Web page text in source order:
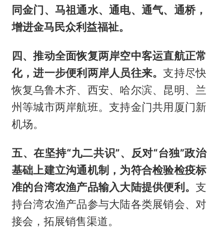
同金门、马祖通水、通电、通气、通桥，
增进金马民众利益福祉。
四、推动全面恢复两岸空中客运直航正常
化，进一步便利两岸人员往来。支持尽快
恢复乌鲁木齐、西安、哈尔滨、昆明、兰
州等城市两岸航班。支持金门共用厦门新
机场。
五、在坚持“九二共识”、反对“台独”政治
基础上建立沟通机制，为符合检验检疫标
准的台湾农渔产品输入大陆提供便利。支
持台湾农渔产品参与大陆各类展销会、对
接会，拓展销售渠道。